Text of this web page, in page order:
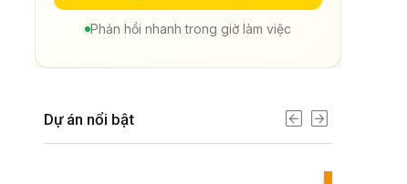
Phản hồi nhanh trong giờ làm việc
Dự án nổi bật